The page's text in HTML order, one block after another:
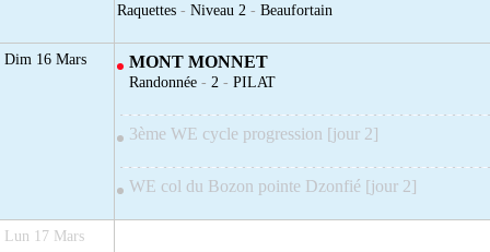
Raquettes - Niveau 2 - Beaufortain
Dim 16 Mars MONT MONNET
Randonnée - 2 - PILAT
3ème WE cycle progression [jour 2]
WE col du Bozon pointe Dzonfié [jour 2]
Lun 17 Mars